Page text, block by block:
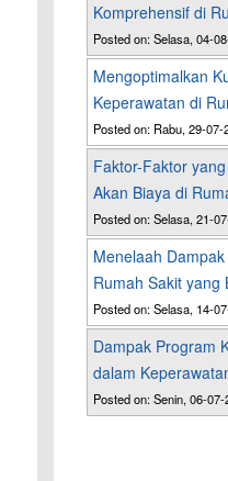
Komprehensif di
Posted on: Selasa, 04-
Mengoptimalkan
Keperawatan di
Posted on: Rabu, 29-07-
Faktor-Faktor
Akan Biaya di
Posted on: Selasa, 21-
Menelaah
Rumah Sakit yang
Posted on: Selasa, 14-
Dampak Program
dalam
Posted on: Senin, 06-07-